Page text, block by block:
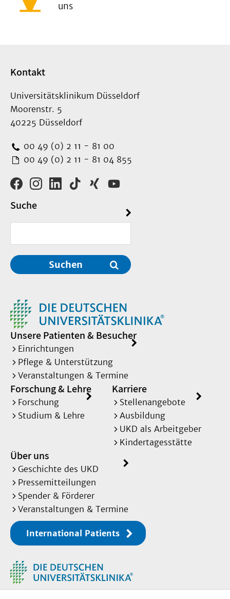
uns
Kontakt
Universitätsklinikum Düsseldorf
Moorenstr. 5
40225 Düsseldorf
00 49 (0) 2 11 - 81 00
00 49 (0) 2 11 - 81 04 855
Suche
Suchen
Unsere Patienten & Besucher
Einrichtungen
Pflege & Unterstützung
Veranstaltungen & Termine
Forschung & Lehre
Forschung
Studium & Lehre
Karriere
Stellenangebote
Ausbildung
UKD als Arbeitgeber
Kindertagesstätte
Über uns
Geschichte des UKD
Pressemitteilungen
Spender & Förderer
Veranstaltungen & Termine
International Patients